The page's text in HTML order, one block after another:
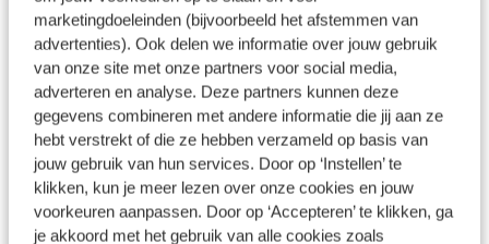
marketingdoeleinden (bijvoorbeeld het afstemmen van
advertenties). Ook delen we informatie over jouw gebruik
van onze site met onze partners voor social media,
adverteren en analyse. Deze partners kunnen deze
gegevens combineren met andere informatie die jij aan ze
hebt verstrekt of die ze hebben verzameld op basis van
jouw gebruik van hun services. Door op ‘Instellen’ te
klikken, kun je meer lezen over onze cookies en jouw
voorkeuren aanpassen. Door op ‘Accepteren’ te klikken, ga
je akkoord met het gebruik van alle cookies zoals
splinternieuwe auto en hij wordt dus geleverd met
volledige fabrieksgarantie. Daarbij kunnen we u
verschillende gunstige financieringsvormen
aanbieden. We maken graag een afspraak met u.
Wat klanten over ons zeggen
9,111262 reviews